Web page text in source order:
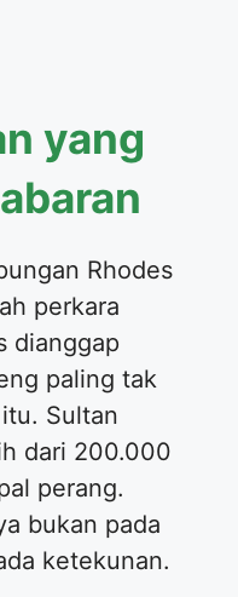
yang
Rhodes
perkara
dianggap
paling tak
Sultan
dari 200.000
perang.
bukan pada
ketekunan.